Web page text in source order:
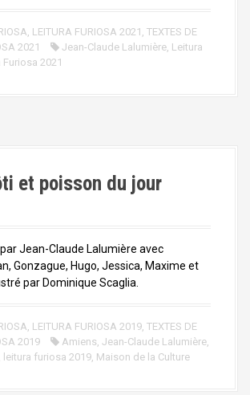
LEITURA FURIOSA 2021 TEXTES DE
2021
Jean-Claude Lalumière Leitura
Furiosa 2021
et poisson du jour
Jean-Claude Lalumière avec
Gonzague, Hugo, Jessica, Maxime et
par Dominique Scaglia.
LEITURA FURIOSA 2019 TEXTES DE
2019
Amiens Jean-Claude Lalumière
leitura furiosa 2019 Maison de la Culture